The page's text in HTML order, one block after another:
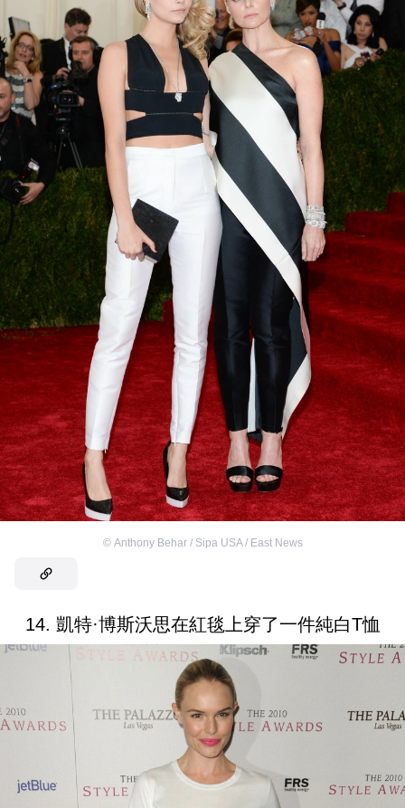
© Anthony Behar / Sipa USA / East News
14. 凱特·博斯沃思在紅毯上穿了一件純白T恤